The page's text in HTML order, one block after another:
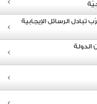
الرسائل الإيجابية
الدولة